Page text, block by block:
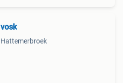
vosk
Hattemerbroek